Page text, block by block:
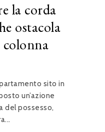
la corda
ostacola
colonna
sito in
un’azione
del possesso,